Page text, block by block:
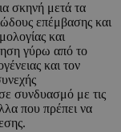
σκηνή μετά τα
επέμβασης και
και
γύρω από το
και τον
συνδυασμό με τις
που πρέπει να